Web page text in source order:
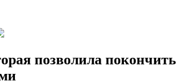
позволила покончить